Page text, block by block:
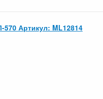
Артикул: ML12814